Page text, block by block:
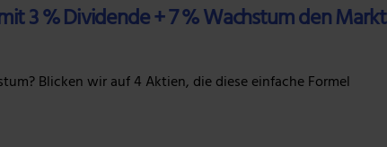
3 % Dividende + 7 % Wachstum den Markt
Blicken wir auf 4 Aktien, die diese einfache Formel